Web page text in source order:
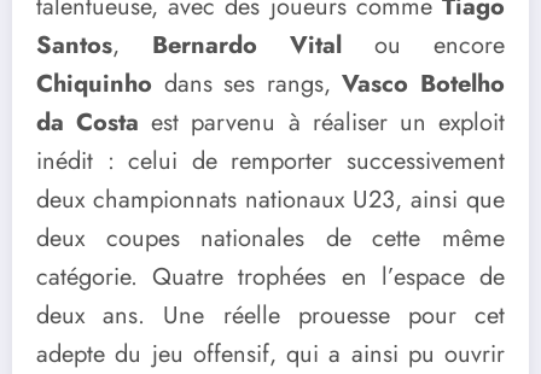
talentueuse, avec des joueurs commeTiago
Santos, Bernardo Vital ou encore
Chiquinho dans ses rangs,Vasco Botelho
da Costa est parvenu à réaliser un exploit
inédit : celui de remporter successivement
deux championnats nationaux U23, ainsi que
deux coupes nationales de cette même
catégorie. Quatre trophées en l’espace de
deux ans. Une réelle prouesse pour cet
adepte du jeu offensif, qui a ainsi pu ouvrir